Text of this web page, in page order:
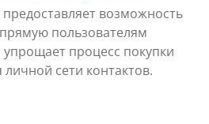
возможность
пользователям
процесс покупки
сети контактов.